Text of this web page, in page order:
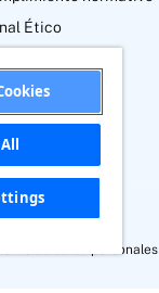
Ético
de datos personales